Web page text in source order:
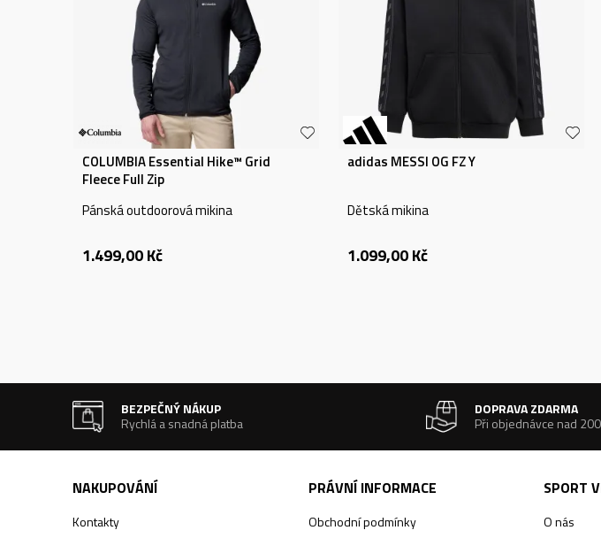
COLUMBIA Essential Hike™ Grid
Fleece Full Zip
Pánská outdoorová mikina
1.499,00Kč
adidas MESSI OG FZ Y
Dětská mikina
1.099,00Kč
BEZPEČNÝ NÁKUP
Rychlá a snadná platba
DOPRAVA ZDARMA
Při objednávce nad
NAKUPOVÁNÍ
Kontakty
PRÁVNÍ INFORMACE
Obchodní podmínky
SPORT
O nás